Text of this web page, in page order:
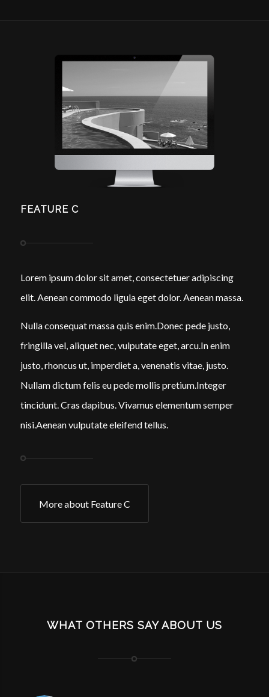
FEATURE C
Lorem ipsum dolor sit amet, consectetuer adipiscing
elit. Aenean commodo ligula eget dolor. Aenean massa.
Nulla consequat massa quis enim.Donec pede justo,
fringilla vel, aliquet nec, vulputate eget, arcu.In enim
justo, rhoncus ut, imperdiet a, venenatis vitae, justo.
Nullam dictum felis eu pede mollis pretium.Integer
tincidunt. Cras dapibus. Vivamus elementum semper
nisi.Aenean vulputate eleifend tellus.
More about Feature C
WHAT OTHERS SAY ABOUT US